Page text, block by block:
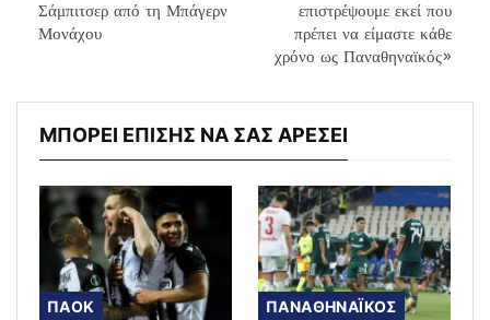
Σάμπιτσερ από τη Μπάγερν
Μονάχου
επιστρέψουμε εκεί που
πρέπει να είμαστε κάθε
χρόνο ως Παναθηναϊκός»
ΜΠΟΡΕΙ ΕΠΙΣΗΣ ΝΑ ΣΑΣ ΑΡΕΣΕΙ
ΠΑΟΚ ΠΑΝΑΘΗΝΑΪΚΟΣ